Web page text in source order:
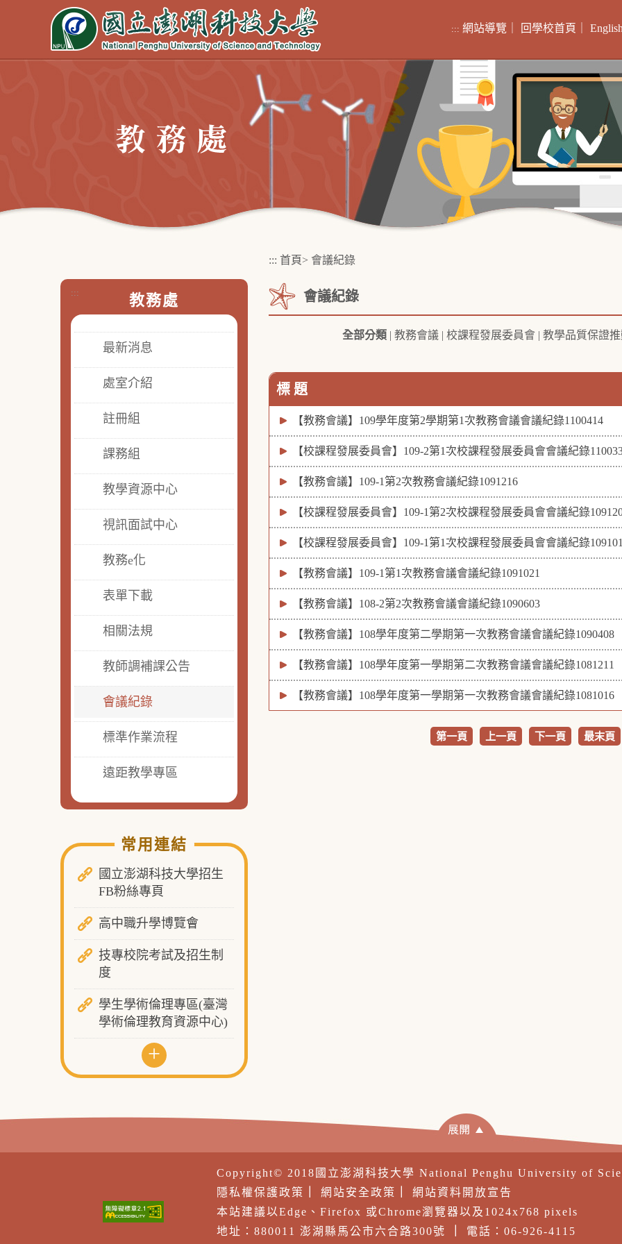
::: 網站導覽 回學校首頁 English
::: 教務處
最新消息
處室介紹
註冊組
課務組
教學資源中心
視訊面試中心
教務e化
表單下載
相關法規
教師調補課公告
會議紀錄
標準作業流程
遠距教學專區
常用連結
國立澎湖科技大學招生
FB粉絲專頁
高中職升學博覽會
技專校院考試及招生制
度
學生學術倫理專區(臺灣
學術倫理教育資源中心)
+
::: 首頁> 會議紀錄
會議紀錄
全部分類 | 教務會議 | 校課程發展委員會 | 教學品質保證
標 題
【教務會議】109學年度第2學期第1次教務會議會議紀錄1100414
【校課程發展委員會】109-2第1次校課程發展委員會會議紀錄
【教務會議】109-1第2次教務會議紀錄1091216
【校課程發展委員會】109-1第2次校課程發展委員會會議紀錄
【校課程發展委員會】109-1第1次校課程發展委員會會議紀錄
【教務會議】109-1第1次教務會議會議紀錄1091021
【教務會議】108-2第2次教務會議會議紀錄1090603
【教務會議】108學年度第二學期第一次教務會議會議紀錄1090408
【教務會議】108學年度第一學期第二次教務會議會議紀錄1081211
【教務會議】108學年度第一學期第一次教務會議會議紀錄1081016
第一頁 上一頁 下一頁 最末頁
Copyright© 2018國立澎湖科技大學 National Penghu University of
隱私權保護政策
網站安全政策
網站資料開放宣告
本站建議以Edge、Firefox 或Chrome瀏覽器以及1024x768 pixels
地址：880011 澎湖縣馬公市六合路300號
電話：06-926-4115